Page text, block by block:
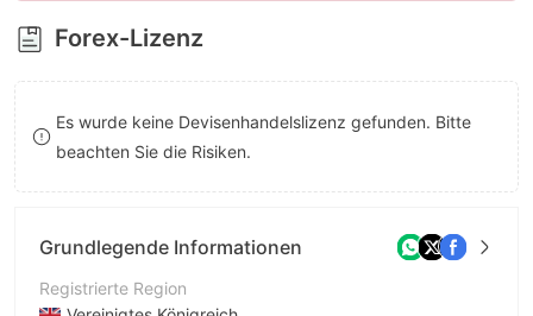
7
8
9
5
6
7
8
6
7
8
9
Forex-Lizenz
Es wurde keine Devisenhandelslizenz gefunden. Bitte
beachten Sie die Risiken.
Grundlegende Informationen
Registrierte Region